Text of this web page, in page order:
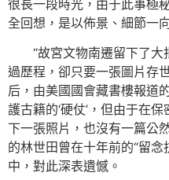
很長一段時光，由于此事極
全回想，是以佈景、細節一
“故宮文物南遷留下了
過歷程，卻只要一張圖片存
后，由美國國會藏書樓報道
護古籍的‘硬仗’，但由于在
下一張照片，也沒有一篇公
的林世田曾在十年前的“留
中，對此深表遺憾。